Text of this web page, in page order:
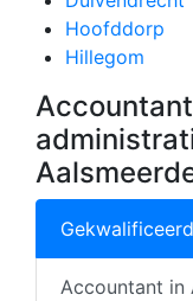
Hoofddorp
Hillegom
Accountant in